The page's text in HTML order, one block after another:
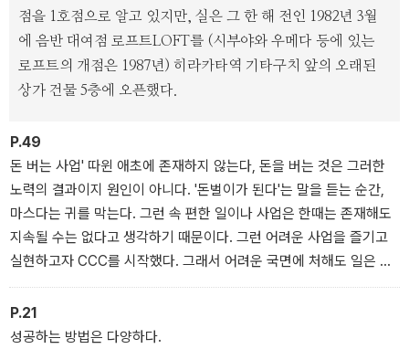
점을 1호점으로 알고 있지만, 실은 그 한 해 전인 1982년 3월
에 음반 대여점 로프트LOFT를 (시부야와 우메다 등에 있는
로프트의 개점은 1987년) 히라카타역 기타구치 앞의 오래된
상가 건물 5층에 오픈했다.
P.49
돈 버는 사업' 따윈 애초에 존재하지 않는다, 돈을 버는 것은 그러한
노력의 결과이지 원인이 아니다. '돈벌이가 된다'는 말을 듣는 순간,
마스다는 귀를 막는다. 그런 속 편한 일이나 사업은 한때는 존재해도
지속될 수는 없다고 생각하기 때문이다. 그런 어려운 사업을 즐기고
실현하고자 CCC를 시작했다. 그래서 어려운 국면에 처해도 일은 즐
겁고 동료도 더없이 소중하다.
P.21
성공하는 방법은 다양하다.